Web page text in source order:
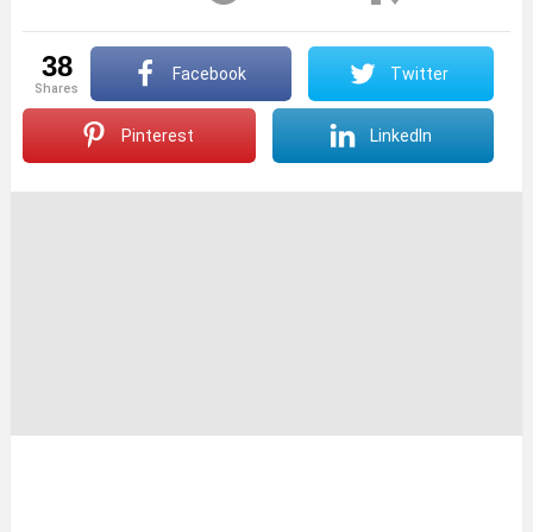
38
shares
Facebook Twitter
Pinterest LinkedIn